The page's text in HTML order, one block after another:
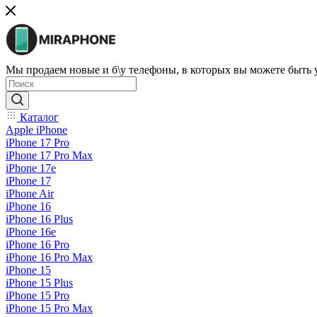
Мы продаем новые и б\у телефоны, в которых вы можете быть
Каталог
Apple iPhone
iPhone 17 Pro
iPhone 17 Pro Max
iPhone 17e
iPhone 17
iPhone Air
iPhone 16
iPhone 16 Plus
iPhone 16e
iPhone 16 Pro
iPhone 16 Pro Max
iPhone 15
iPhone 15 Plus
iPhone 15 Pro
iPhone 15 Pro Max